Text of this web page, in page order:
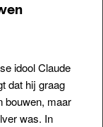
idool Claude
dat hij graag
bouwen, maar
was. In